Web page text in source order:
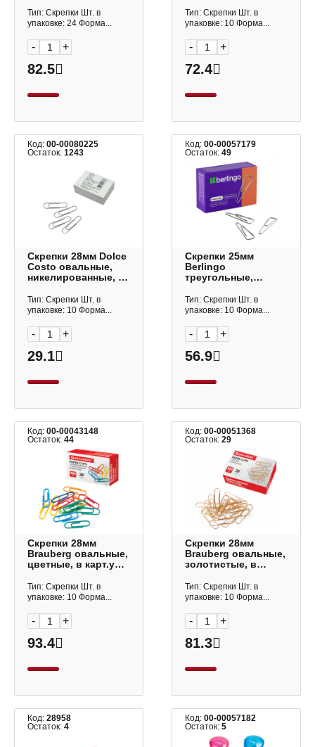
карт.уп. (100шт)
ЕК24869
Тип: Скрепки Шт. в
упаковке: 24 Форма...
- +
82.5
221523
Тип: Скрепки Шт. в
упаковке: 10 Форма...
- +
72.4
Код: 00-00080225
Остаток: 1243
Скрепки 28мм Dolce
Costo овальные,
никелированные, в
D00132
Тип: Скрепки Шт. в
упаковке: 10 Форма...
- +
29.1
Код:00-00057179
Остаток:49
Скрепки 25мм
Berlingo
треугольные,
карт.уп. (100шт)
BK2510n
Тип: Скрепки Шт. в
упаковке: 10 Форма...
- +
56.9
Код: 00-00043148
Остаток: 44
Скрепки 28мм
Brauberg овальные,
цветные, в карт.уп.
Тип: Скрепки Шт. в
упаковке: 10 Форма...
- +
93.4
Код:00-00051368
Остаток:29
Скрепки 28мм
Brauberg овальные,
золотистые, в
221529
Тип: Скрепки Шт. в
упаковке: 10 Форма...
- +
81.3
Код: 28958
Остаток: 4
Код:00-00057182
Остаток:5